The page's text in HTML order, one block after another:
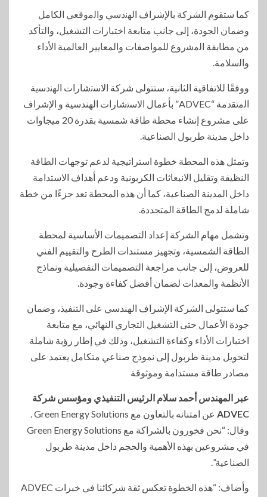
كما ستقوم الشركة بالإشراف اﻟﮭﻧدﺳﻲ واﻟﻣوﻗﻌﻲ الكامل
وضمان الجودة، إلى جانب متابعة اختبارات التشغيل، والتأكد
من مطابقة اﻟﻣﺷروع للمواصفات والمعايير العالمية اﻷداء
واﻟﺳﻼﻣﺔ.
ووفقًا للاتفاقية الثانية، ستتولى شركة اﻻﺳﺗﺷﺎرات اﻟﮭﻧدﺳﯾﺔ
اﻟﻣﺗﻘدﻣﺔ “ADVEC” ﺑﺄﻋﻣﺎل اﻻﺳﺗﺷﺎرات الهندسية و الإشراف
على مشروع إنشاء محطة طاقة شمسية بقدرة 20 ميجاوات
داخل مدينة طربول الصناعية.
وتمثل هذه المحطة خطوة استراتيجية لدعم توجهات الطاقة
النظيفة وتقليل الانبعاثات الكربونية ودعم أهداف الاستدامة
داخل المدينة الصناعية، كما أن هذه المحطة تعد جزءًا من خطة
شاملة لدمج الطاقة المتجددة.
وتشمل مهام الشركة إعداد التصميمات الأساسية لمحطة
الطاقة الشمسية، وتجهيز مستندات الطرح والتقييم الفني
للعروض، إلى جانب مراجعة التصميمات التفصيلية ونماذج
الأنظمة والمعدات لضمان أفضل كفاءة وجودة.
كما ستتولى الشركة الإشراف الهندسي على التنفيذ، وضمان
جودة الأعمال حتى التشغيل التجاري النهائي، مع متابعة
اختبارات الأداء وكفاءة التشغيل، وذلك في إطار رؤية شاملة
لتحويل مدينة طربول إلى نموذج صناعي متكامل يعتمد على
مصادر طاقة مستدامة وموثوقة
عبر المهندس أحمد سلام الرئيس التنفيذي ومؤسس شركة
ADVEC
عن امتنانه بالتعاون مع Green Energy Solutions .
وقال: “نحن فخورون بالشراكة مع Green Energy Solutions
في مشروعين بهذه الأهمية والحجم داخل مدينة طربول
الصناعية”.
وأضاف: “هذه الخطوة تعكس ثقة شركائنا في خبرات ADVEC